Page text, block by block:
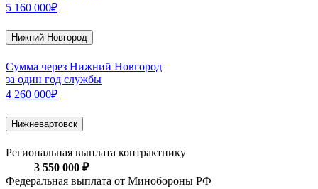
5 160 000₽
Нижний Новгород
Сумма через Нижний Новгород
за один год службы
4 260 000₽
Нижневартовск
Региональная выплата контрактнику
3 550 000 ₽
Федеральная выплата от Минобороны РФ